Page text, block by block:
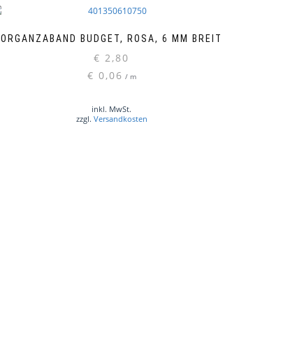
ORGANZABAND BUDGET, ROSA, 6 MM BREIT
€ 2,80
€ 0,06 / m
inkl. MwSt.
zzgl. Versandkosten